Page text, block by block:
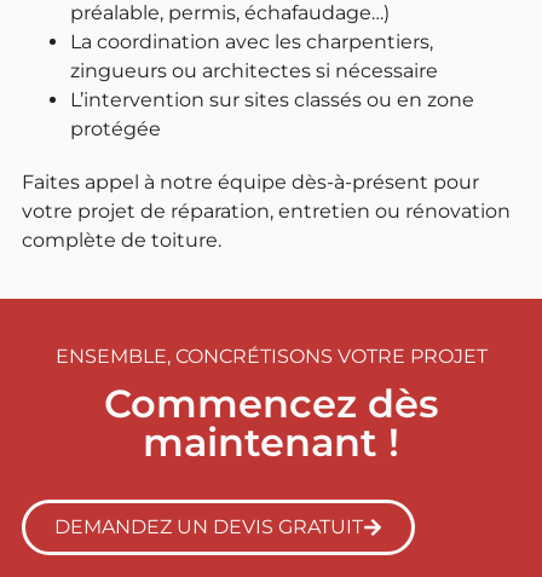
préalable, permis, échafaudage…)
La coordination avec les charpentiers,
zingueurs ou architectes si nécessaire
L’intervention sur sites classés ou en zone
protégée
Faites appel à notre équipe dès-à-présent pour
votre projet de réparation, entretien ou rénovation
complète de toiture.
ENSEMBLE, CONCRÉTISONS VOTRE PROJET
Commencez dès
maintenant !
DEMANDEZ UN DEVIS GRATUIT